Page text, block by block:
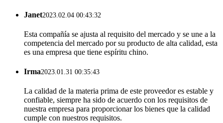
Janet2023.02.04 00:43:32
Esta compañía se ajusta al requisito del mercado y se une a la
competencia del mercado por su producto de alta calidad, esta
es una empresa que tiene espíritu chino.
Irma2023.01.31 00:35:43
La calidad de la materia prima de este proveedor es estable y
confiable, siempre ha sido de acuerdo con los requisitos de
nuestra empresa para proporcionar los bienes que la calidad
cumple con nuestros requisitos.